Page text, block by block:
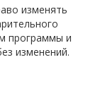
изменять
программы и
изменений.